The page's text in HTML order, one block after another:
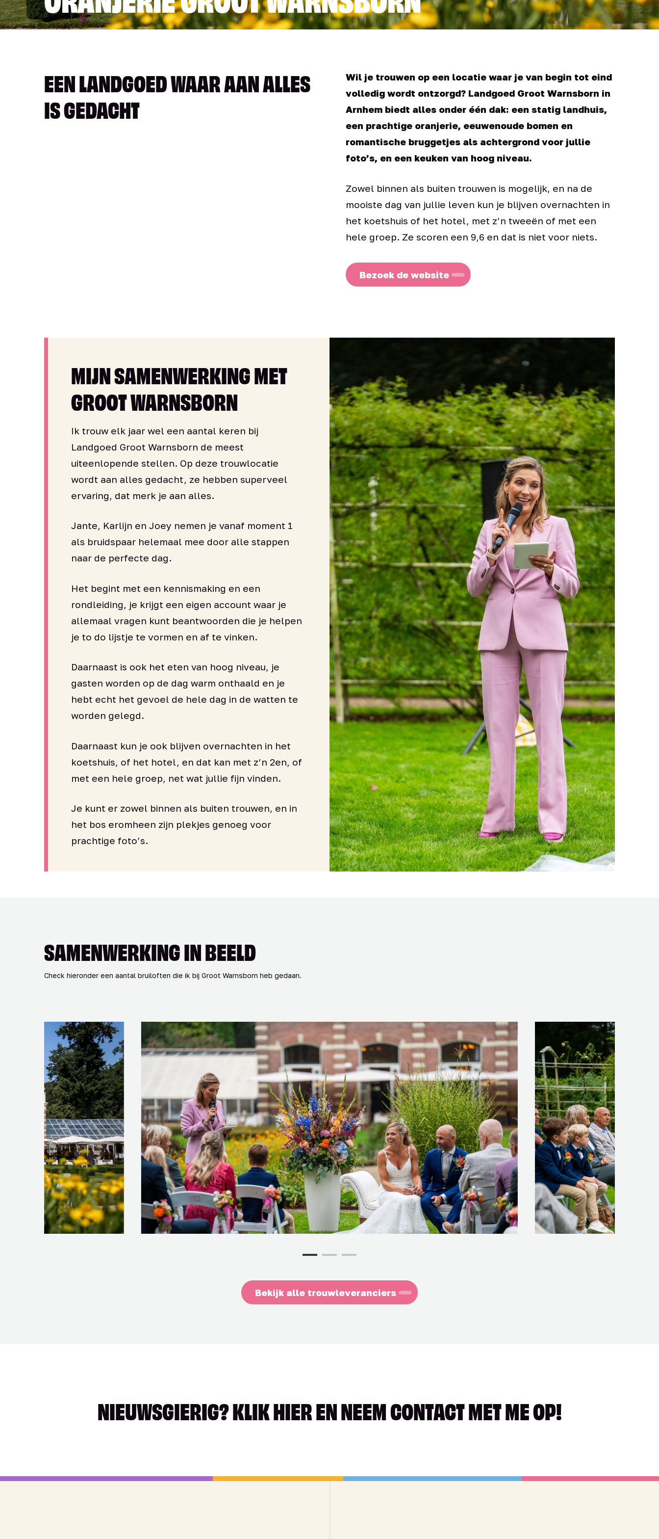
EEN LANDGOED WAAR AAN ALLES
IS GEDACHT
Wil je trouwen op een locatie waar je van begin tot eind
volledig wordt ontzorgd? Landgoed Groot Warnsborn in
Arnhem biedt alles onder één dak: een statig landhuis,
een prachtige oranjerie, eeuwenoude bomen en
romantische bruggetjes als achtergrond voor jullie
foto’s, en een keuken van hoog niveau.
Zowel binnen als buiten trouwen is mogelijk, en na de
mooiste dag van jullie leven kun je blijven overnachten in
het koetshuis of het hotel, met z’n tweeën of met een
hele groep. Ze scoren een 9,6 en dat is niet voor niets.
Bezoek de website
MIJN SAMENWERKING MET
GROOT WARNSBORN
Ik trouw elk jaar wel een aantal keren bij
Landgoed Groot Warnsborn de meest
uiteenlopende stellen. Op deze trouwlocatie
wordt aan alles gedacht, ze hebben superveel
ervaring, dat merk je aan alles.
Jante, Karlijn en Joey nemen je vanaf moment 1
als bruidspaar helemaal mee door alle stappen
naar de perfecte dag.
Het begint met een kennismaking en een
rondleiding, je krijgt een eigen account waar je
allemaal vragen kunt beantwoorden die je helpen
je to do lijstje te vormen en af te vinken.
Daarnaast is ook het eten van hoog niveau, je
gasten worden op de dag warm onthaald en je
hebt echt het gevoel de hele dag in de watten te
worden gelegd.
Daarnaast kun je ook blijven overnachten in het
koetshuis, of het hotel, en dat kan met z’n 2en, of
met een hele groep, net wat jullie fijn vinden.
Je kunt er zowel binnen als buiten trouwen, en in
het bos eromheen zijn plekjes genoeg voor
prachtige foto’s.
SAMENWERKING IN BEELD
Check hieronder een aantal bruiloften die ik bij Groot Warnsborn heb gedaan.
Bekijk alle trouwleveranciers
NIEUWSGIERIG? KLIK HIER EN NEEM CONTACT MET ME OP!